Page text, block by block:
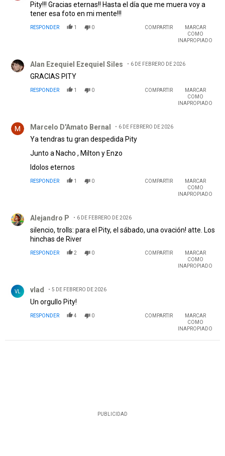
Pity!!! Gracias eternas!! Hasta el día que me muera voy a
tener esa foto en mi mente!!!
RESPONDER 1 0 COMPARTIR
MARCAR
COMO
INAPROPIADO
Alan Ezequiel Ezequiel Siles 6 DE FEBRERO DE 2026
GRACIAS PITY
RESPONDER 1 0 COMPARTIR
MARCAR
COMO
INAPROPIADO
Marcelo D'Amato Bernal 6 DE FEBRERO DE 2026
Ya tendras tu gran despedida Pity
Junto a Nacho , Milton y Enzo
Idolos eternos
RESPONDER 1 0 COMPARTIR
MARCAR
COMO
INAPROPIADO
Alejandro P 6 DE FEBRERO DE 2026
silencio, trolls: para el Pity, el sábado, una ovación! atte. Los
hinchas de River
RESPONDER 2 0 COMPARTIR
MARCAR
COMO
INAPROPIADO
VL vlad 5 DE FEBRERO DE 2026
Un orgullo Pity!
RESPONDER 4 0 COMPARTIR
MARCAR
COMO
INAPROPIADO
PUBLICIDAD